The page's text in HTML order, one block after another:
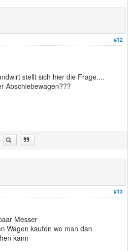
#12
stellt sich hier die Frage....
Abschiebewagen???
#13
Messer
Wagen kaufen wo man dan
kann